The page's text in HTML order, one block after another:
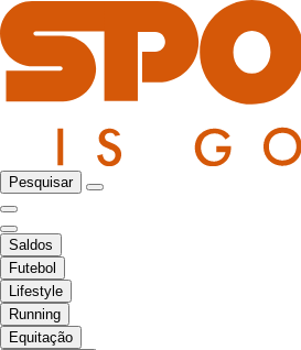
Pesquisar
Saldos
Futebol
Lifestyle
Running
Equitação